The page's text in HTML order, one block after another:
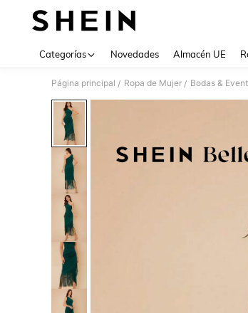
Categorías Novedades Almacén UE
Página principal / Ropa de Mujer / Bodas &